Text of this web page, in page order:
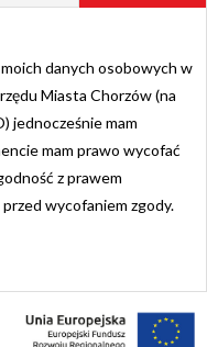
danych osobowych w
Miasta Chorzów (na
jednocześnie mam
mam prawo wycofać
z prawem
wycofaniem zgody.